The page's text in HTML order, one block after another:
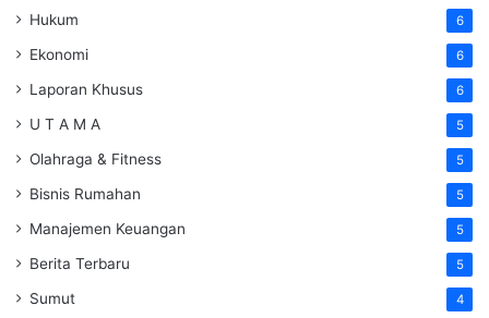
Hukum 6
Ekonomi 6
Laporan Khusus 6
U T A M A 5
Olahraga & Fitness 5
Bisnis Rumahan 5
Manajemen Keuangan 5
Berita Terbaru 5
Sumut 4